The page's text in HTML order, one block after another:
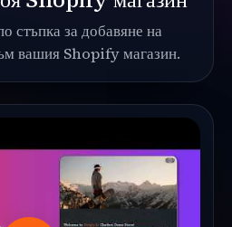
стъпка за добавяне на
вашия Shopify магазин.